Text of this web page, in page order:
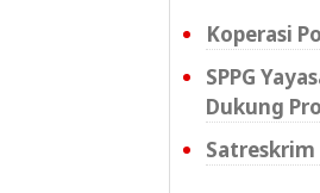
Koperasi
SPPG
Dukung
Satreskrim